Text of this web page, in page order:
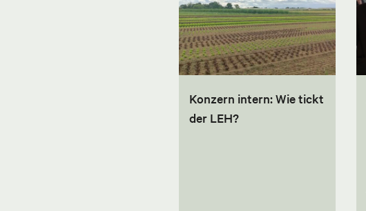
Konzern intern: Wie tickt
der LEH?